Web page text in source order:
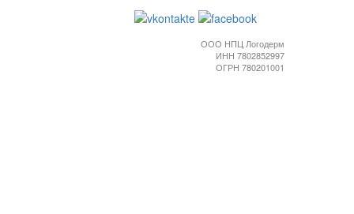
ООО НПЦ Логодерм
ИНН 7802852997
ОГРН 780201001